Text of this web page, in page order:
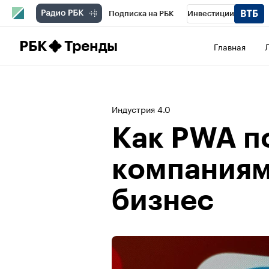
Подписка на РБК Инвестиции
РБК Тренды Главная
Индустрия 4.0
Как PWA
бизнес